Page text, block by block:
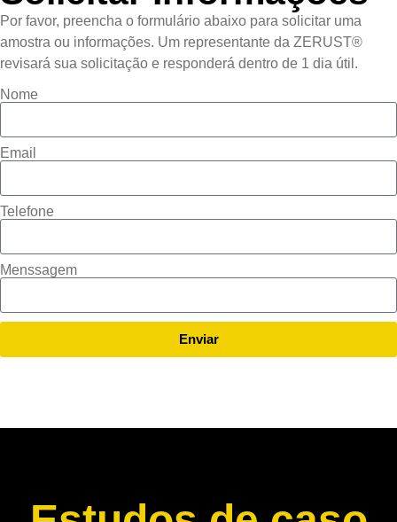
Por favor, preencha o formulário abaixo para solicitar uma
amostra ou informações. Um representante da ZERUST®
revisará sua solicitação e responderá dentro de 1 dia útil.
Nome
Email
Telefone
Menssagem
Enviar